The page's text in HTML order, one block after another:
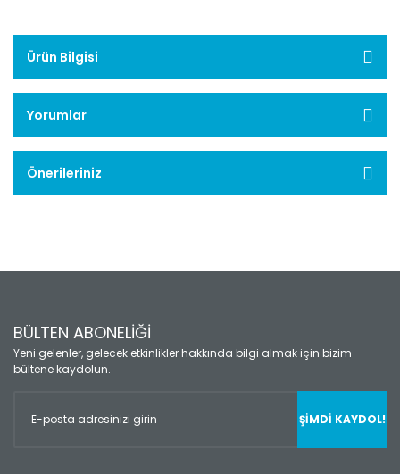
Ürün Bilgisi
Yorumlar
Önerileriniz
BÜLTEN ABONELİĞİ
Yeni gelenler, gelecek etkinlikler hakkında bilgi almak için bizim
bültene kaydolun.
ŞİMDİ KAYDOL!